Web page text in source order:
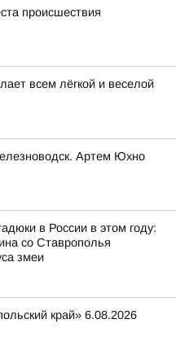
происшествия
всем лёгкой и веселой
Артем Юхно
в России в этом году:
со Ставрополья
змеи
край» 6.08.2026